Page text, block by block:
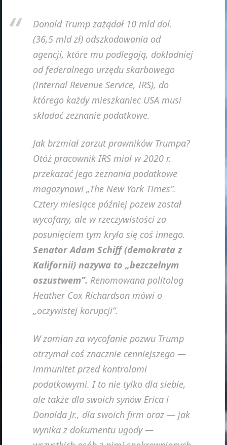
Donald Trump zażądał 10 mld dol.
(36,5 mld zł) odszkodowania od
agencji, które mu podlegają, dokładniej
od federalnego urzędu skarbowego
(Internal Revenue Service, IRS), do
którego każdy mieszkaniec USA musi
składać zeznanie podatkowe.
Jak brzmiał zarzut prawników Trumpa?
Otóż pracownik IRS miał w 2020 r.
przekazać jego zeznania podatkowe
magazynowi „The New York Times”.
Cztery miesiące później pozew został
wycofany, ale w rzeczywistości za
posunięciem tym kryło się coś innego.
Senator Adam Schiff (demokrata z
Kalifornii) nazywa to „bezczelnym
oszustwem”. Renomowana politolog
Heather Cox Richardson mówi o
„oczywistej korupcji”.
W zamian za wycofanie pozwu Trump
otrzymał coś znacznie cenniejszego —
immunitet przed kontrolami
podatkowymi. I to nie tylko dla siebie,
ale także dla swoich synów Erica i
Donalda Jr., dla swoich firm oraz — jak
wynika z dokumentu ugody —